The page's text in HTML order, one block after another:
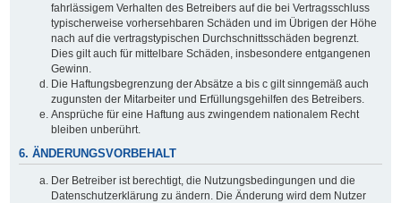
fahrlässigem Verhalten des Betreibers auf die bei Vertragsschluss
typischerweise vorhersehbaren Schäden und im Übrigen der Höhe
nach auf die vertragstypischen Durchschnittsschäden begrenzt.
Dies gilt auch für mittelbare Schäden, insbesondere entgangenen
Gewinn.
Die Haftungsbegrenzung der Absätze a bis c gilt sinngemäß auch
zugunsten der Mitarbeiter und Erfüllungsgehilfen des Betreibers.
Ansprüche für eine Haftung aus zwingendem nationalem Recht
bleiben unberührt.
6. ÄNDERUNGSVORBEHALT
Der Betreiber ist berechtigt, die Nutzungsbedingungen und die
Datenschutzerklärung zu ändern. Die Änderung wird dem Nutzer